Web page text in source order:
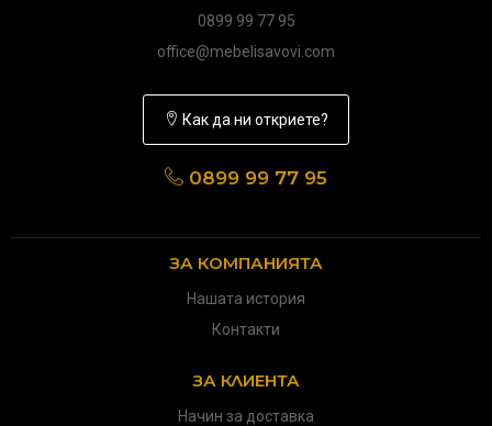
0899 99 77 95
office@mebelisavovi.com
Как да ни откриете?
0899 99 77 95
ЗА КОМПАНИЯТА
Нашата история
Контакти
ЗА КЛИЕНТА
Начин за доставка